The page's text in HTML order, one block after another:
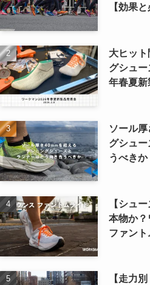
【効果
大ヒッ
グシュ
年春夏新
ソール
グシュ
うべきか
【シュ
本物か？
ファント
【走力